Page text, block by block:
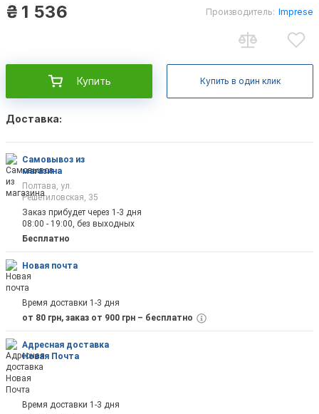
₴ 1 536 Производитель: Imprese
Купить Купить в один клик
Доставка:
Самовывоз из
магазина
Полтава, ул.
Решетиловская, 35
Заказ прибудет через 1-3 дня
08:00 - 19:00, без выходных
Бесплатно
Новая почта
Время доставки 1-3 дня
от 80 грн, заказ от 900 грн – бесплатно
Адресная доставка
Новая Почта
Время доставки 1-3 дня